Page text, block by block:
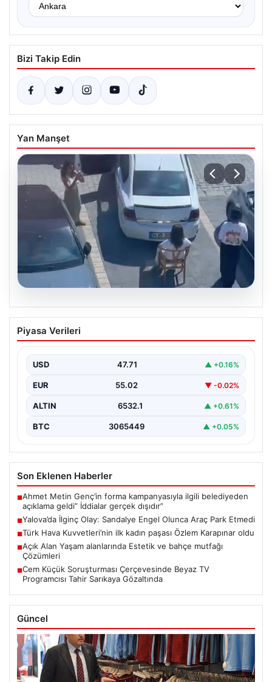
Bizi Takip Edin
Yan Manşet
05.08.2026
Yalova’da İlginç Olay: Sandalye Engel
Olunca Araç Park Etmedi
gerçekleşen bu ilginç olay, bölge sakinlerinin ve
çevredekilerin…
Piyasa Verileri
USD 47.71 ▲ +0.16%
EUR 55.02 ▼ -0.02%
ALTIN 6532.1 ▲ +0.61%
BTC 3065449 ▲ +0.05%
Son Eklenen Haberler
■Ahmet Metin Genç’in forma kampanyasıyla ilgili belediyeden
açıklama geldi” İddialar gerçek dışıdır”
■Yalova’da İlginç Olay: Sandalye Engel Olunca Araç Park Etmedi
■Türk Hava Kuvvetleri’nin ilk kadın paşası Özlem Karapınar oldu
■Açık Alan Yaşam alanlarında Estetik ve bahçe mutfağı
Çözümleri
■Cem Küçük Soruşturması Çerçevesinde Beyaz TV
Programcısı Tahir Sarıkaya Gözaltında
Güncel